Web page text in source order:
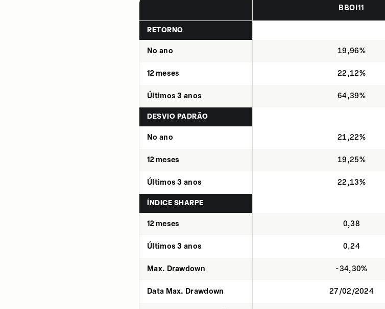
BBOI11
RETORNO
No ano 19,96%
12 meses 22,12%
Últimos 3 anos 64,39%
DESVIO PADRÃO
No ano 21,22%
12 meses 19,25%
Últimos 3 anos 22,13%
ÍNDICE SHARPE
12 meses 0,38
Últimos 3 anos 0,24
Max. Drawdown -34,30%
Data Max. Drawdown 27/02/2024